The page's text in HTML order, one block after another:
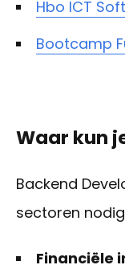
Hbo ICT
Bootcamp
Waar kun
Backend
sectoren
Financiële